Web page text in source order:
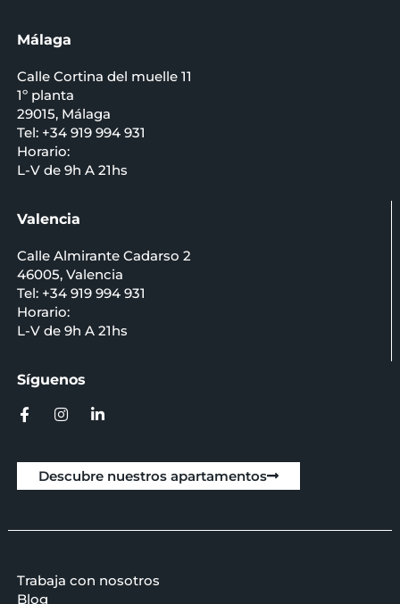
Málaga
Calle Cortina del muelle 11
1º planta
29015, Málaga
Tel: +34 919 994 931
Horario:
L-V de 9h A 21hs
Valencia
Calle Almirante Cadarso 2
46005, Valencia
Tel: +34 919 994 931
Horario:
L-V de 9h A 21hs
Síguenos
Descubre nuestros apartamentos
Trabaja con nosotros
Blog